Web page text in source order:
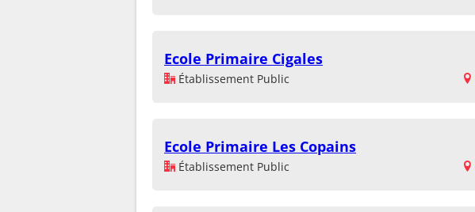
Ecole Primaire Cigales
Établissement Public
Ecole Primaire Les Copains
Établissement Public